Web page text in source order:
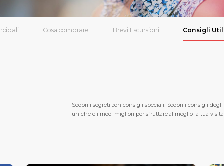
Cosa comprare Brevi Escursioni Consigli Utili
Scopri i segreti con consigli speciali! Scopri i consigli
uniche e i modi migliori per sfruttare al meglio la tua visita.